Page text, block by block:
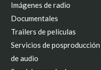
Imágenes de radio
Documentales
Trailers de películas
Servicios de posproducción
de audio